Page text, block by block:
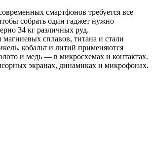
смартфонов требуется все
собрать один гаджет нужно
34 кг различных руд.
сплавов, титана и стали
кобальт и литий применяются
и медь — в микросхемах и контактах.
экранах, динамиках и микрофонах.